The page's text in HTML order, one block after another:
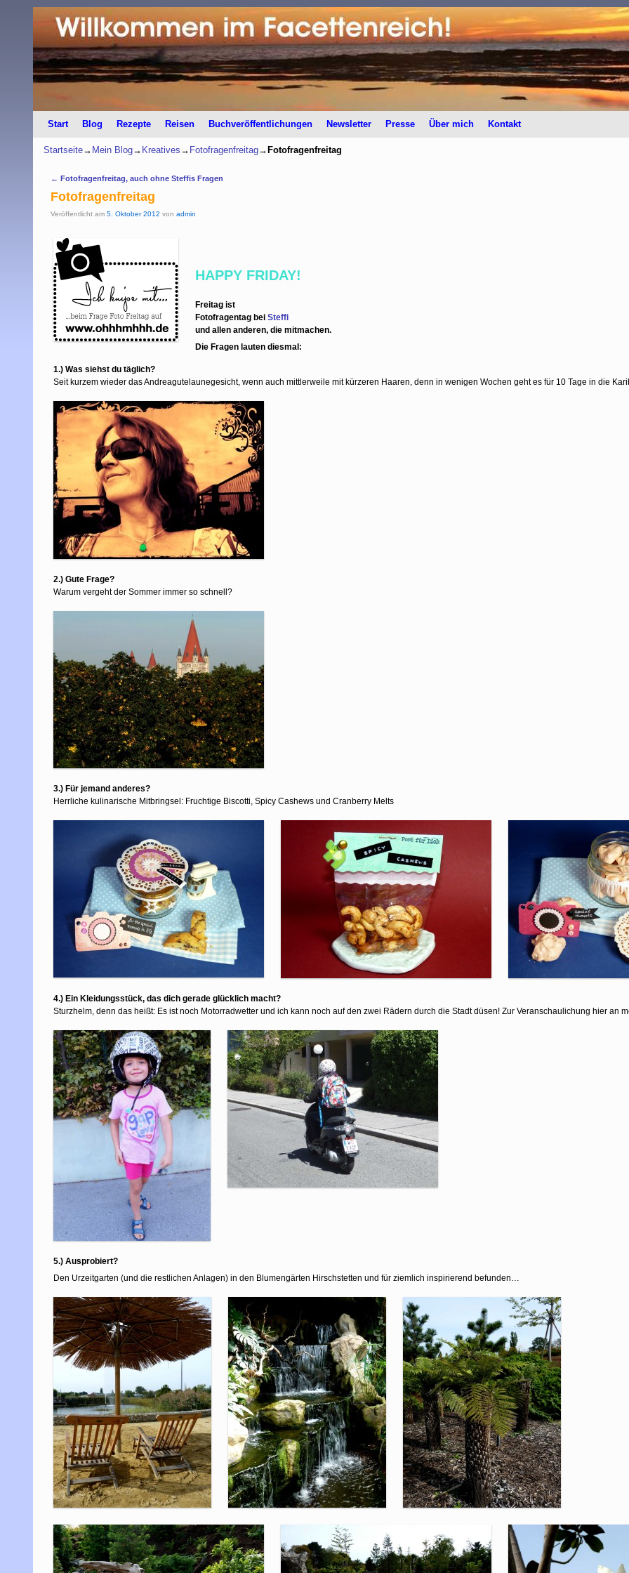
Zum Inhalt wechseln
Zum sekundären Inhalt wechseln
Start Blog Rezepte Reisen Buchveröffentlichungen Newsletter Presse Über mich Kontakt
Startseite→ Mein Blog→ Kreatives → Fotofragenfreitag→ Fotofragenfreitag
Artikelnavigation
← Fotofragenfreitag, auch ohne Steffis Fragen
Fotofragenfreitag
Veröffentlicht am 5. Oktober 2012 von admin
HAPPY FRIDAY!
Freitag ist
Fotofragentag bei Steffi
und allen anderen, die mitmachen.
Die Fragen lauten diesmal:
1.) Was siehst du täglich?
Seit kurzem wieder das Andreagutelaunegesicht, wenn auch mittlerweile mit kürzeren Haaren, denn in wenigen Wochen geht es für 10 Tage in die
2.) Gute Frage?
Warum vergeht der Sommer immer so schnell?
3.) Für jemand anderes?
Herrliche kulinarische Mitbringsel: Fruchtige Biscotti, Spicy Cashews und Cranberry Melts
4.) Ein Kleidungsstück, das dich gerade glücklich macht?
Sturzhelm, denn das heißt: Es ist noch Motorradwetter und ich kann noch auf den zwei Rädern durch die Stadt düsen! Zur Veranschaulichung hier an
5.) Ausprobiert?
Den Urzeitgarten (und die restlichen Anlagen) in den Blumengärten Hirschstetten und für ziemlich inspirierend befunden…